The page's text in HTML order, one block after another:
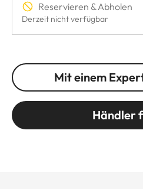
Reservieren & Abholen
Derzeit nicht verfügbar
Mit einem
Händler